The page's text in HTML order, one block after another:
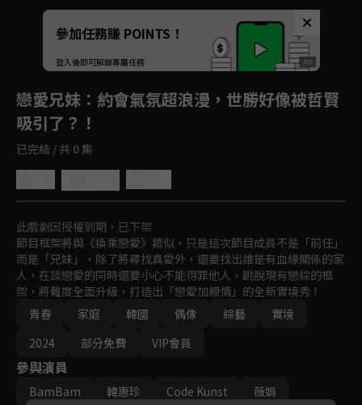
Unmute
參加任務賺 POINTS！
登入後即可解鎖專屬任務
戀愛兄妹 ：約會氣氛超浪漫，世勝好像被哲賢
吸引了？！
已完結 / 共 0 集
此戲劇因授權到期，已下架
節目框架將與《換乘戀愛》類似，只是這次節目成員不是「前任」
而是「兄妹」，除了將尋找真愛外，還要找出誰是有血緣關係的家
人，在談戀愛的同時還要小心不能得罪他人，跳脫現有戀綜的框
架，將難度全面升級，打造出「戀愛加親情」的全新實境秀！
青春
家庭 韓國 偶像 綜藝
實境
2024
部分免費 VIP會員
參與演員
BamBam 韓惠珍 Code Kunst
薇娟